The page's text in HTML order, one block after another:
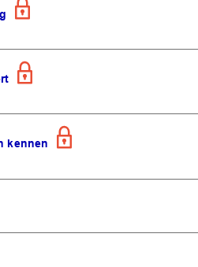
OK
kennen